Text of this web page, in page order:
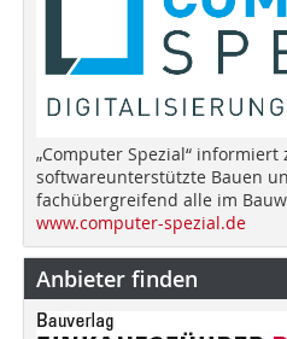
„Computer Spezial“
softwareunterstützte Bauen
fachübergreifend alle im
www.computer-spezial.de
Anbieter finden